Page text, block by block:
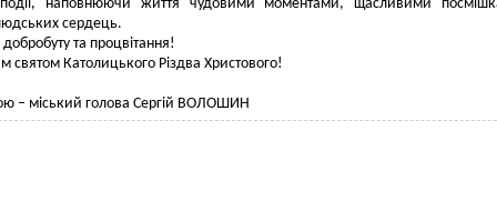
події, наповнюючи життя чудовими моментами, щасливими
сердець.
та процвітання!
святом Католицького Різдва Христового!
– міський голова Сергій ВОЛОШИН